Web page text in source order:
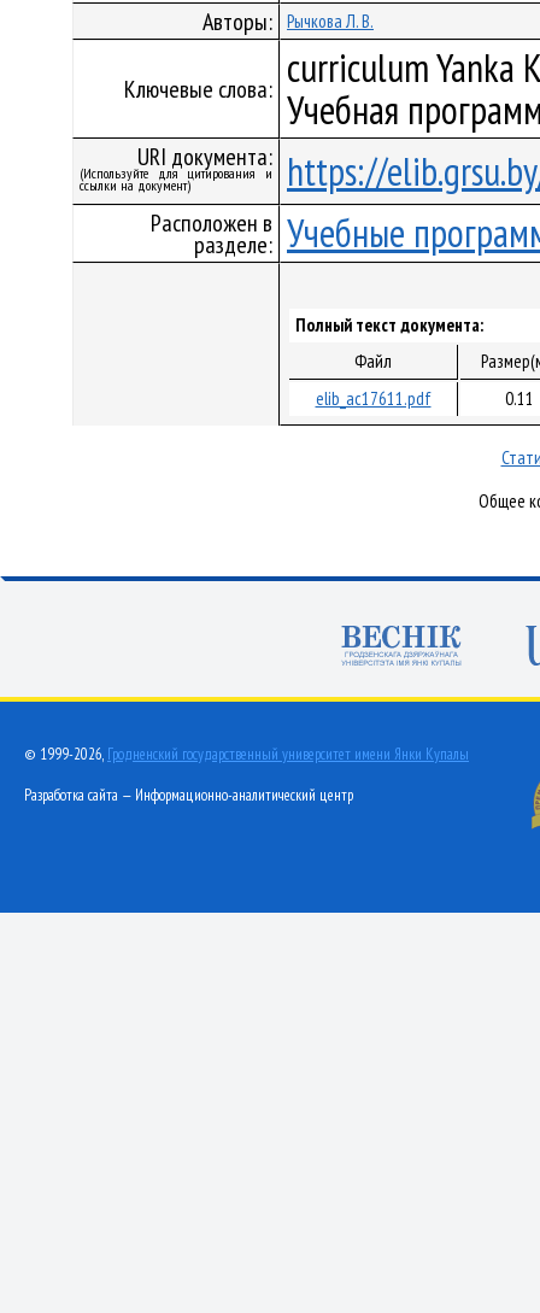
Авторы: Рычкова Л. В.
Ключевые слова: curriculum Yanka
Учебная
URI документа:
(Используйте для цитирования и
ссылки на документ) https://
Расположен в
разделе: Учебные
Полный текст документа:
Файл
elib_ac17611.pdf
0.11
Общее
© 1999-2026, Гродненский государственный университет имени Янки Купалы
Разработка сайта — Информационно-аналитический центр